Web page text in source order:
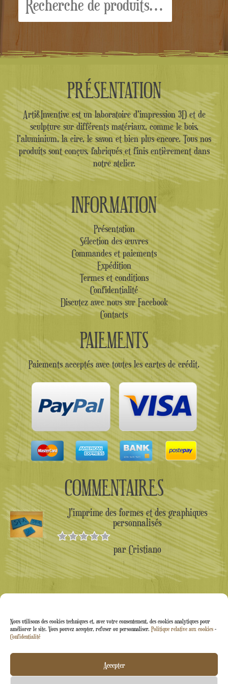
Nous utilisons des cookies techniques et, avec votre consentement, des cookies analytiques pour
améliorer le site. Vous pouvez accepter, refuser ou personnaliser. Politique relative aux cookies -
Confidentialité
Accepter
pour :
PRÉSENTATION
Arti&Inventive est un laboratoire d'impression 3D et de
sculpture sur différents matériaux, comme le bois,
l'aluminium, la cire, le savon et bien plus encore. Tous nos
produits sont conçus, fabriqués et finis entièrement dans
notre atelier.
INFORMATION
Présentation
Sélection des œuvres
Commandes et paiements
Expédition
Termes et conditions
Confidentialité
Discutez avec nous sur Facebook
Contacts
PAIEMENTS
Paiements acceptés avec toutes les cartes de crédit.
COMMENTAIRES
J'imprime des formes et des graphiques
personnalisés
Note 5sur
5
par Cristiano
Arti&Inventive ® 2005-2026 | Numéro de TVA :
05070120877 | Société immatriculée au registre des